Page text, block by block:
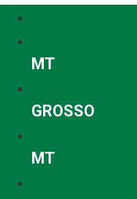
MT
GROSSO
MT